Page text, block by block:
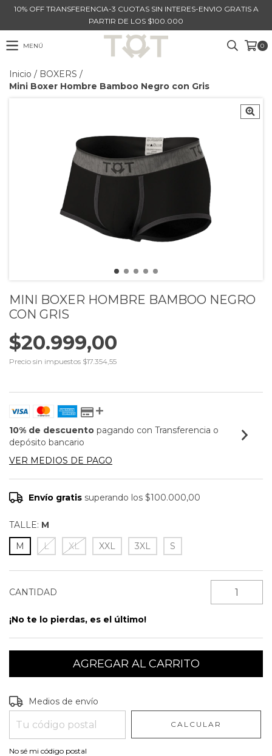
10% OFF TRANSFERENCIA-3 CUOTAS SIN INTERES-ENVIO GRATIS A
PARTIR DE LOS $100.000
MENÚ 0
Inicio / BOXERS /
Mini Boxer Hombre Bamboo Negro con Gris
MINI BOXER HOMBRE BAMBOO NEGRO
CON GRIS
$20.999,00
Precio sin impuestos $17.354,55
10% de descuento pagando con Transferencia o
depósito bancario
VER MEDIOS DE PAGO
Envío gratis superando los$100.000,00
TALLE: M
M
L XL XXL 3XL S
CANTIDAD
¡No te lo pierdas, es el último!
Entregas para el CP:
Medios de envío
CALCULAR
No sé mi código postal